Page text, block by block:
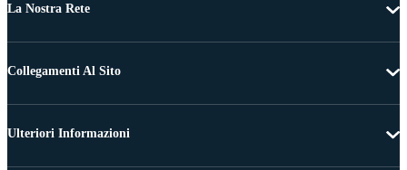
La Nostra Rete
Collegamenti Al Sito
Ulteriori Informazioni